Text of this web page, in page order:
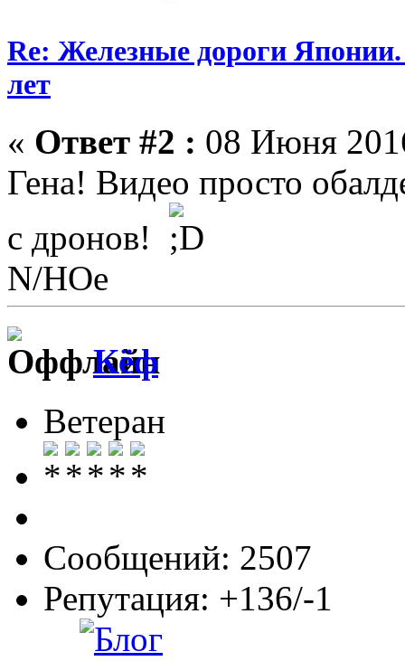
Re: Железные дороги
лет
« Ответ #2 : 08 Июня
Гена! Видео просто
с дронов!
N/НОе
Кёф
Ветеран
Сообщений: 2507
Репутация: +136/-1